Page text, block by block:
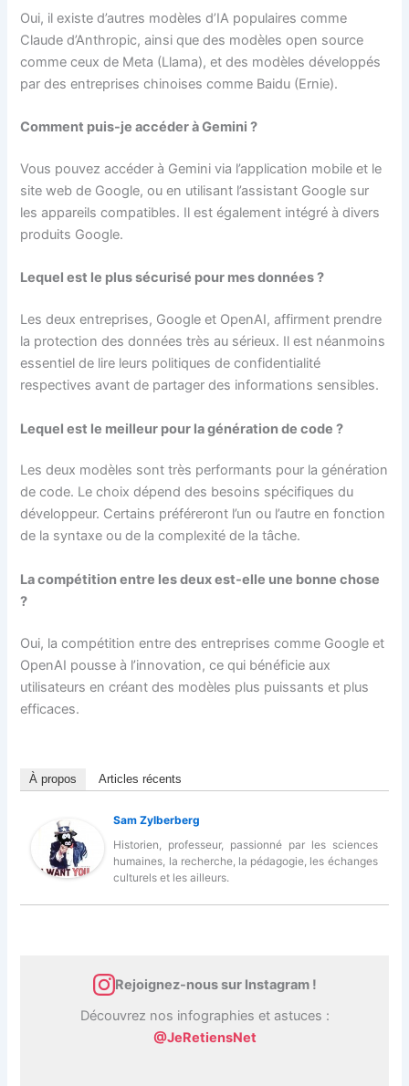
Oui, il existe d’autres modèles d’IA populaires comme
Claude d’Anthropic, ainsi que des modèles open source
comme ceux de Meta (Llama), et des modèles développés
par des entreprises chinoises comme Baidu (Ernie).
Comment puis-je accéder à Gemini ?
Vous pouvez accéder à Gemini via l’application mobile et le
site web de Google, ou en utilisant l’assistant Google sur
les appareils compatibles. Il est également intégré à divers
produits Google.
Lequel est le plus sécurisé pour mes données ?
Les deux entreprises, Google et OpenAI, affirment prendre
la protection des données très au sérieux. Il est néanmoins
essentiel de lire leurs politiques de confidentialité
respectives avant de partager des informations sensibles.
Lequel est le meilleur pour la génération de code ?
Les deux modèles sont très performants pour la génération
de code. Le choix dépend des besoins spécifiques du
développeur. Certains préféreront l’un ou l’autre en fonction
de la syntaxe ou de la complexité de la tâche.
La compétition entre les deux est-elle une bonne chose
?
Oui, la compétition entre des entreprises comme Google et
OpenAI pousse à l’innovation, ce qui bénéficie aux
utilisateurs en créant des modèles plus puissants et plus
efficaces.
À propos Articles récents
Sam Zylberberg
Historien, professeur, passionné par les sciences
humaines, la recherche, la pédagogie, les échanges
culturels et les ailleurs.
Rejoignez-nous sur Instagram !
Découvrez nos infographies et astuces :
@JeRetiensNet